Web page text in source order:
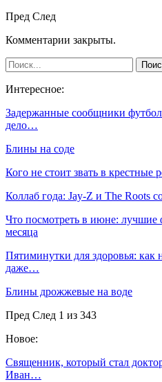
Пред След
Комментарии закрыты.
Интересное:
Задержанные сообщники
дело…
Блины на соде
Кого не стоит звать в
Коллаб года: Jay-Z и The Roots
Что посмотреть в июне:
месяца
Пятиминутки для здоровья: как
даже…
Блины дрожжевые на воде
Пред След 1 из 343
Новое:
Священник, который стал
Иван…